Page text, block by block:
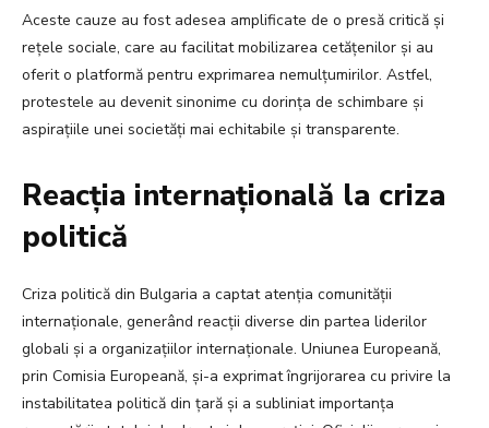
Aceste cauze au fost adesea amplificate de o presă critică și
rețele sociale, care au facilitat mobilizarea cetățenilor și au
oferit o platformă pentru exprimarea nemulțumirilor. Astfel,
protestele au devenit sinonime cu dorința de schimbare și
aspirațiile unei societăți mai echitabile și transparente.
Reacția internațională la criza
politică
Criza politică din Bulgaria a captat atenția comunității
internaționale, generând reacții diverse din partea liderilor
globali și a organizațiilor internaționale. Uniunea Europeană,
prin Comisia Europeană, și-a exprimat îngrijorarea cu privire la
instabilitatea politică din țară și a subliniat importanța